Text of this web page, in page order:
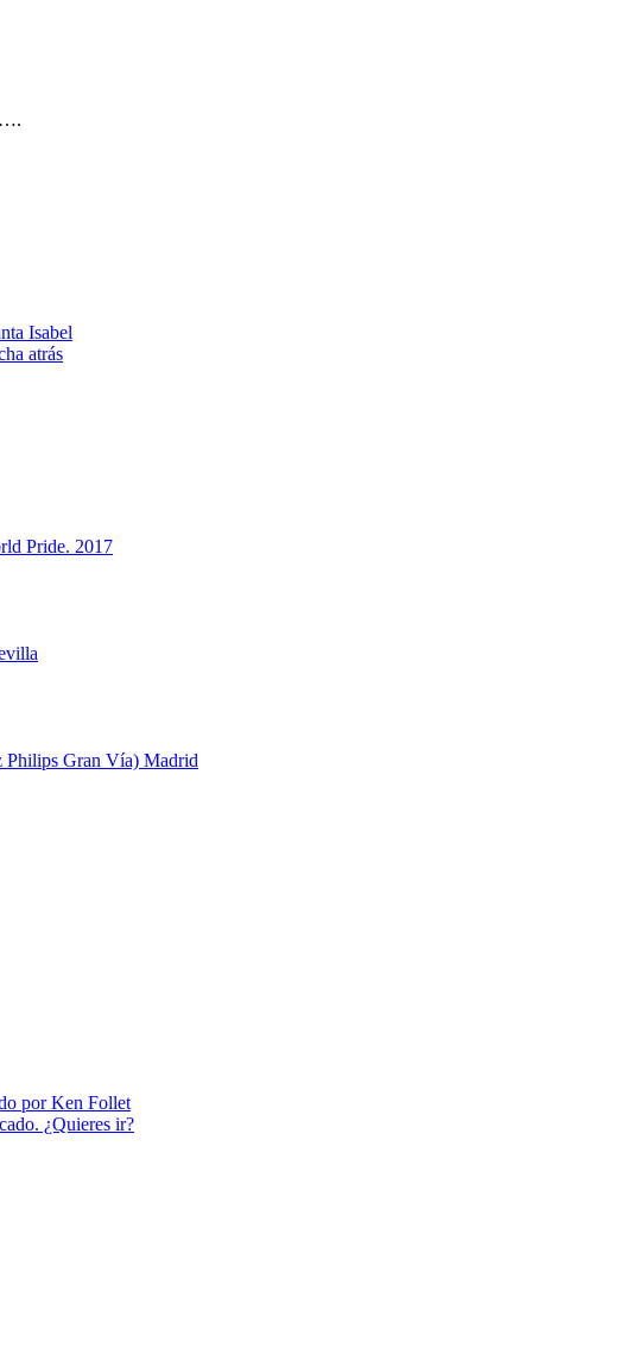
Isabel
atrás
Pride. 2017
Philips Gran Vía) Madrid
por Ken Follet
¿Quieres ir?